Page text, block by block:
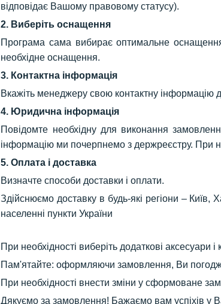
відповідає Вашому правовому статусу).
2. Виберіть оснащення
Програма сама вибирає оптимальне оснащення
необхідне оснащення.
3. Контактна інформація
Вкажіть менеджеру свою контактну інформацію
4. Юридична інформація
Повідомте необхідну для виконання
інформацію ми почерпнемо з держреєстру. При
5. Оплата і доставка
Визначте способи доставки і оплати.
Здійснюємо доставку в будь-які регіони – Київ,
населенні пункти України
При необхідності виберіть додаткові аксесуари
Пам'ятайте: оформляючи замовлення, Ви
При необхідності внести зміни у сформоване
Дякуємо за замовлення! Бажаємо вам успіхів у